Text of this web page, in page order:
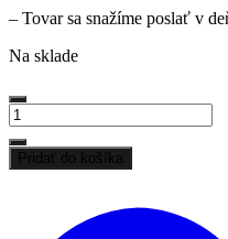
– Tovar sa snažíme poslať v
Na sklade
množstvo
SKLADOM
Kovová
Zlatá
Pridať do košíka